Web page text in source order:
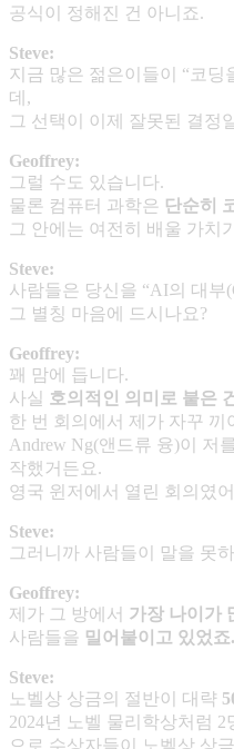
공식이 정해진 건 아니죠.
Steve:
지금 많은 젊은이들이 “코딩
데,
그 선택이 이제 잘못된 결정
Geoffrey:
그럴 수도 있습니다.
물론 컴퓨터 과학은 단순히
그 안에는 여전히 배울 가치
Steve:
사람들은 당신을 “AI의 대부
그 별칭 마음에 드시나요?
Geoffrey:
꽤 맘에 듭니다.
사실 호의적인 의미로 붙은
한 번 회의에서 제가 자꾸 끼
Andrew Ng(앤드류 융)이 저
작했거든요.
영국 윈저에서 열린 회의였
Steve:
그러니까 사람들이 말을 못
Geoffrey:
제가 그 방에서 가장 나이가
사람들을 밀어붙이고 있었죠.
Steve:
노벨상 상금의 절반이 대략
2024년 노벨 물리학상처럼
으로 수상자들이 노벨상 상